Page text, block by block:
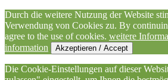
Durch die weitere Nutzung der Website
Verwendung von Cookies zu. By
agree to the use of cookies. weitere
information
Akzeptieren / Accept
Die Cookie-Einstellungen auf dieser